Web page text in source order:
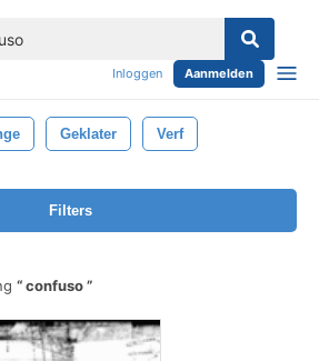
Inloggen Aanmelden
Geklater Verf
Filters
confuso